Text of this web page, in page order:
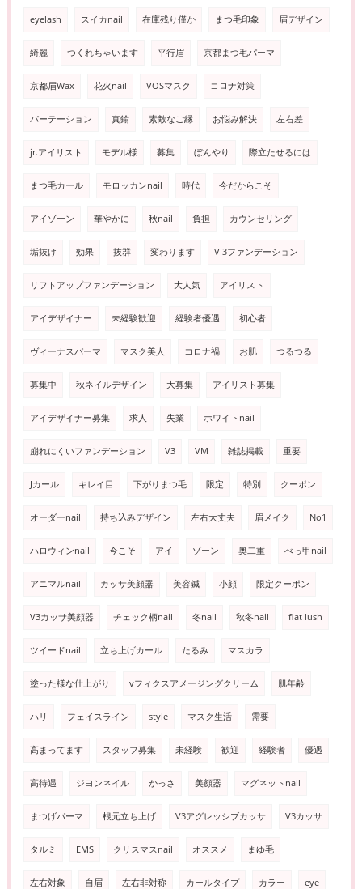
eyelash スイカnail 在庫残り僅か まつ毛印象 眉デザイン
綺麗 つくれちゃいます 平行眉 京都まつ毛パーマ
京都眉Wax 花火nail VOSマスク コロナ対策
パーテーション 真鍮 素敵なご縁 お悩み解決 左右差
jr.アイリスト モデル様 募集 ぼんやり 際立たせるには
まつ毛カール モロッカンnail 時代 今だからこそ
アイゾーン 華やかに 秋nail 負担 カウンセリング
垢抜け 効果 抜群 変わります V 3ファンデーション
リフトアップファンデーション 大人気 アイリスト
アイデザイナー 未経験歓迎 経験者優遇 初心者
ヴィーナスパーマ マスク美人 コロナ禍 お肌 つるつる
募集中 秋ネイルデザイン 大募集 アイリスト募集
アイデザイナー募集 求人 失業 ホワイトnail
崩れにくいファンデーション V3 VM 雑誌掲載 重要
Jカール キレイ目 下がりまつ毛 限定 特別 クーポン
オーダーnail 持ち込みデザイン 左右大丈夫 眉メイク No1
ハロウィンnail 今こそ アイ ゾーン 奥二重 べっ甲nail
アニマルnail カッサ美顔器 美容鍼 小顔 限定クーポン
V3カッサ美顔器 チェック柄nail 冬nail 秋冬nail flat lush
ツイードnail 立ち上げカール たるみ マスカラ
塗った様な仕上がり vフィクスアメージングクリーム 肌年齢
ハリ フェイスライン style マスク生活 需要
高まってます スタッフ募集 未経験 歓迎 経験者 優遇
高待遇 ジヨンネイル かっさ 美顔器 マグネットnail
まつげパーマ 根元立ち上げ V3アグレッシブカッサ V3カッサ
タルミ EMS クリスマスnail オススメ まゆ毛
左右対象 自眉 左右非対称 カールタイプ カラー eye